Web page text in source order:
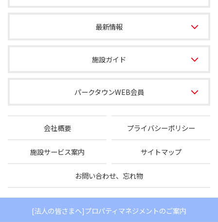
最新情報
施設ガイド
パークタウンWEB会員
会社概要 プライバシーポリシー
施設サービス案内 サイトマップ
お問い合わせ、忘れ物
[法人の皆さまへ]プロパティマネジメントのご案内